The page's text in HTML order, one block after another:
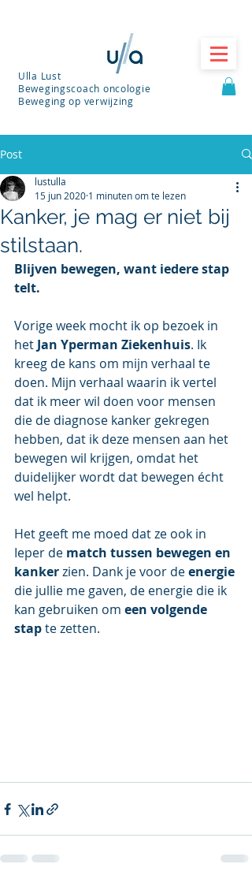
Ulla Lust
Bewegingscoach oncologie
Beweging op verwijzing
Post
Kanker, je mag er niet bij
stilstaan.
lustulla
15 jun 2020 1 minuten om te lezen
Blijven bewegen, want iedere stap
telt.
Vorige week mocht ik op bezoek in
het Jan Yperman Ziekenhuis. Ik
kreeg de kans om mijn verhaal te
doen. Mijn verhaal waarin ik vertel
dat ik meer wil doen voor mensen
die de diagnose kanker gekregen
hebben, dat ik deze mensen aan het
bewegen wil krijgen, omdat het
duidelijker wordt dat bewegen écht
wel helpt.
Het geeft me moed dat ze ook in
Ieper de match tussen bewegen en
kanker zien. Dank je voor de energie
die jullie me gaven, de energie die ik
kan gebruiken om een volgende
stap te zetten.